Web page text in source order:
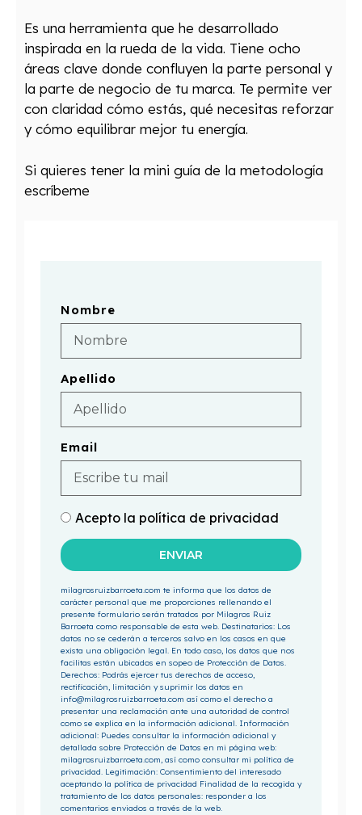
Es una herramienta que he desarrollado
inspirada en la rueda de la vida. Tiene ocho
áreas clave donde confluyen la parte personal y
la parte de negocio de tu marca. Te permite ver
con claridad cómo estás, qué necesitas reforzar
y cómo equilibrar mejor tu energía.
Si quieres tener la mini guía de la metodología
escríbeme
Nombre
Apellido
Email
Acepto la política de privacidad
ENVIAR
milagrosruizbarroeta.com te informa que los datos de
carácter personal que me proporciones rellenando el
presente formulario serán tratados por Milagros Ruiz
Barroeta como responsable de esta web. Destinatarios: Los
datos no se cederán a terceros salvo en los casos en que
exista una obligación legal. En todo caso, los datos que nos
facilitas están ubicados en sopeo de Protección de Datos.
Derechos: Podrás ejercer tus derechos de acceso,
rectificación, limitación y suprimir los datos en
info@milagrosruizbarroeta.com así como el derecho a
presentar una reclamación ante una autoridad de control
como se explica en la información adicional. Información
adicional: Puedes consultar la información adicional y
detallada sobre Protección de Datos en mi página web:
milagrosruizbarroeta.com, así como consultar mi política de
privacidad. Legitimación: Consentimiento del interesado
aceptando la política de privacidad Finalidad de la recogida y
tratamiento de los datos personales: responder a los
comentarios enviados a través de la web.